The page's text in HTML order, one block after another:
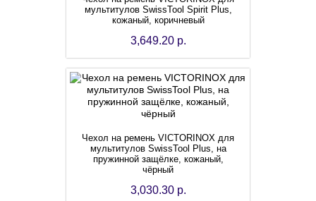
мультитулов SwissTool Spirit Plus,
кожаный, коричневый
3,649.20 р.
Чехол на ремень VICTORINOX для
мультитулов SwissTool Plus, на
пружинной защёлке, кожаный,
чёрный
3,030.30 р.